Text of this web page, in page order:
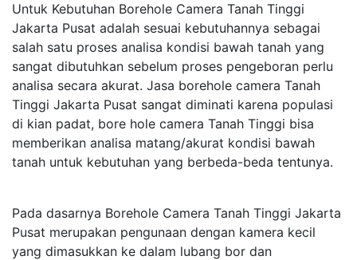
Untuk Kebutuhan Borehole Camera Tanah Tinggi
Jakarta Pusat adalah sesuai kebutuhannya sebagai
salah satu proses analisa kondisi bawah tanah yang
sangat dibutuhkan sebelum proses pengeboran perlu
analisa secara akurat. Jasa borehole camera Tanah
Tinggi Jakarta Pusat sangat diminati karena populasi
di kian padat, bore hole camera Tanah Tinggi bisa
memberikan analisa matang/akurat kondisi bawah
tanah untuk kebutuhan yang berbeda-beda tentunya.
Pada dasarnya Borehole Camera Tanah Tinggi Jakarta
Pusat merupakan pengunaan dengan kamera kecil
yang dimasukkan ke dalam lubang bor dan